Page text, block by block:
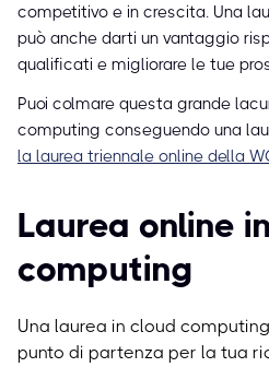
competitivo e in crescita. Una
può anche darti un vantaggio
qualificati e migliorare le tue
Puoi colmare questa grande
computing conseguendo una
la laurea triennale online della
Laurea online
computing
Una laurea in cloud
punto di partenza per la tua